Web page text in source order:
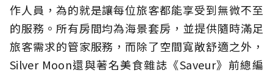
作人員，為的就是讓每位旅客都能享受到無微不至
的服務。所有房間均為海景套房，並提供隨時滿足
旅客需求的管家服務，而除了空間寬敞舒適之外，
Silver Moon還與著名美食雜誌《Saveur》前總編